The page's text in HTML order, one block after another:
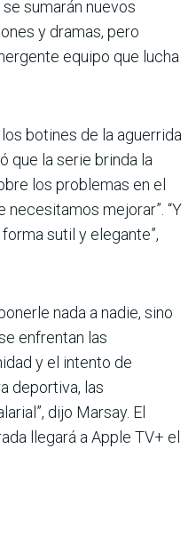
sumarán nuevos
y dramas, pero
equipo que lucha
botines de la aguerrida
que la serie brinda la
los problemas en el
mejorar”. “Y
sutil y elegante”,
nada a nadie, sino
enfrentan las
y el intento de
deportiva, las
dijo Marsay. El
llegará a Apple TV+ el